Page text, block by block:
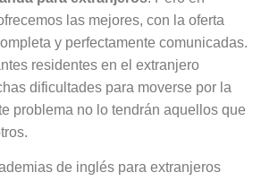
las mejores, con la oferta
y perfectamente comunicadas.
residentes en el extranjero
dificultades para moverse por la
problema no lo tendrán aquellos que
de inglés para extranjeros